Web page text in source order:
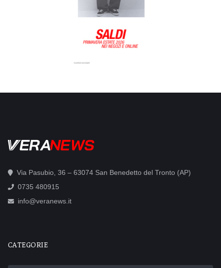
Via Pasubio, 36 – 63074 San Benedetto del Tronto (AP)
0735 480915
info@veranews.it
CATEGORIE